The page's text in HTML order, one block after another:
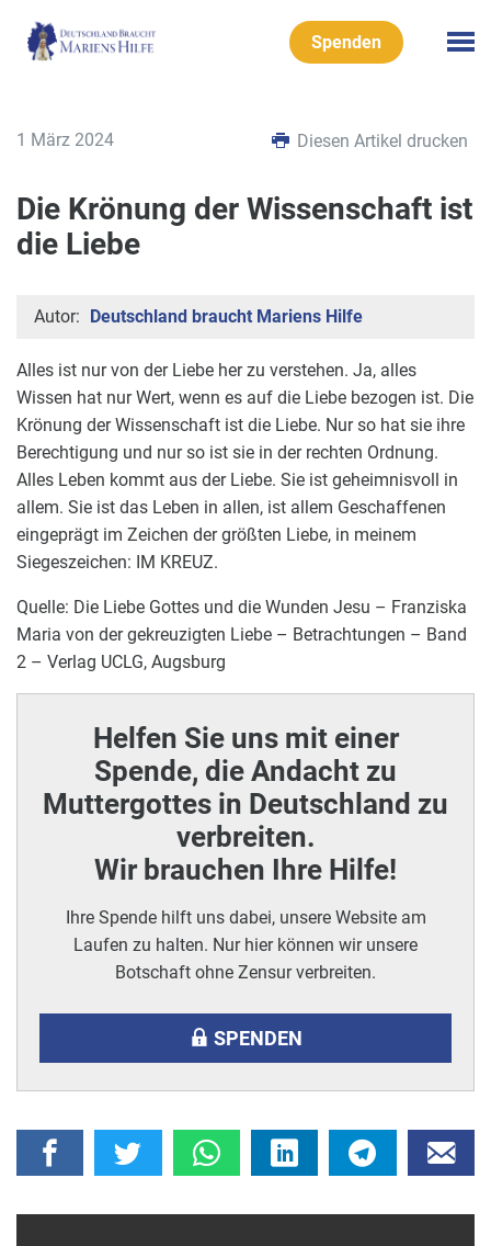
Spenden
1 März 2024 Diesen Artikel drucken
Die Krönung der Wissenschaft ist
die Liebe
Autor: Deutschland braucht Mariens Hilfe
Alles ist nur von der Liebe her zu verstehen. Ja, alles
Wissen hat nur Wert, wenn es auf die Liebe bezogen ist. Die
Krönung der Wissenschaft ist die Liebe. Nur so hat sie ihre
Berechtigung und nur so ist sie in der rechten Ordnung.
Alles Leben kommt aus der Liebe. Sie ist geheimnisvoll in
allem. Sie ist das Leben in allen, ist allem Geschaffenen
eingeprägt im Zeichen der größten Liebe, in meinem
Siegeszeichen: IM KREUZ.
Quelle: Die Liebe Gottes und die Wunden Jesu – Franziska
Maria von der gekreuzigten Liebe – Betrachtungen – Band
2 – Verlag UCLG, Augsburg
Helfen Sie uns mit einer
Spende, die Andacht zu
Muttergottes in Deutschland zu
verbreiten.
Wir brauchen Ihre Hilfe!
Ihre Spende hilft uns dabei, unsere Website am
Laufen zu halten. Nur hier können wir unsere
Botschaft ohne Zensur verbreiten.
SPENDEN